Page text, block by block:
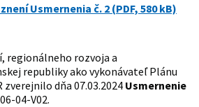
Usmernenia č. 2 (PDF, 580 kB)
regionálneho rozvoja a
republiky ako vykonávateľ Plánu
dňa 07.03.2024 Usmernenie
04-V02.